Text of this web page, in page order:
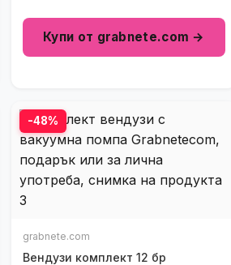
Купи от grabnete.com →
-48%
grabnete.com
Вендузи комплект 12 бр